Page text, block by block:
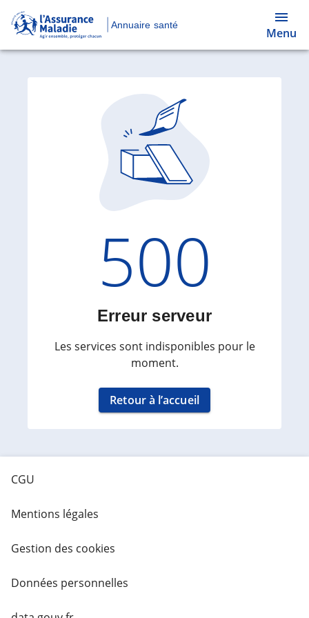
Annuaire santé
Menu
Code
500
Erreur serveur
Les services sont indisponibles pour le
moment.
Retour à l’accueil
CGU
Mentions légales
Gestion des cookies
Données personnelles